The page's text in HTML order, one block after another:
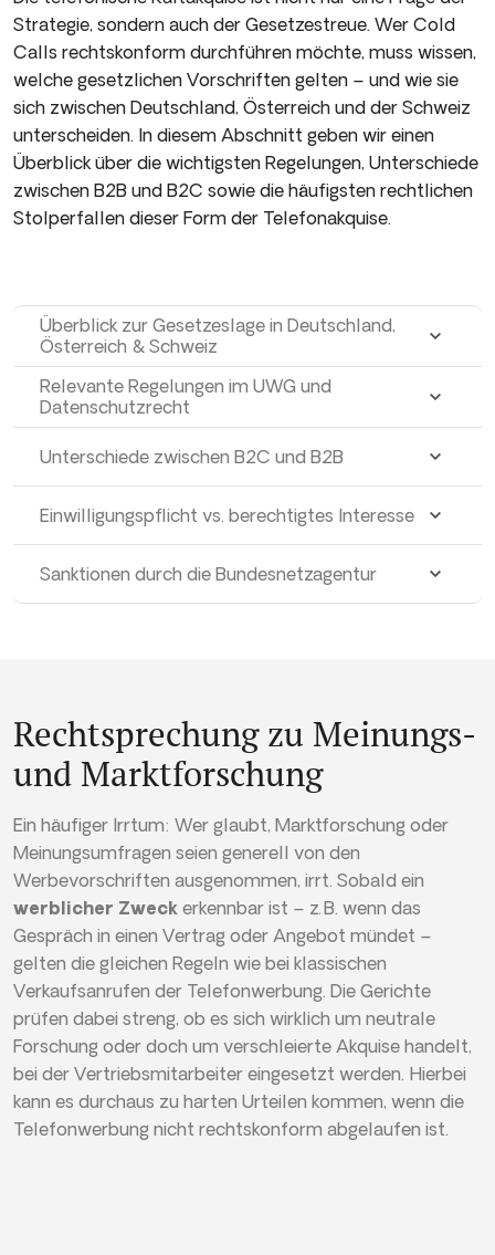
Strategie, sondern auch der Gesetzestreue. Wer Cold
Calls rechtskonform durchführen möchte, muss wissen,
welche gesetzlichen Vorschriften gelten – und wie sie
sich zwischen Deutschland, Österreich und der Schweiz
unterscheiden. In diesem Abschnitt geben wir einen
Überblick über die wichtigsten Regelungen, Unterschiede
zwischen B2B und B2C sowie die häufigsten rechtlichen
Stolperfallen dieser Form der Telefonakquise.
Überblick zur Gesetzeslage in Deutschland,
Österreich & Schweiz
Relevante Regelungen im UWG und
Datenschutzrecht
Unterschiede zwischen B2C und B2B
Einwilligungspflicht vs. berechtigtes Interesse
Sanktionen durch die Bundesnetzagentur
Rechtsprechung zu Meinungs-
und Marktforschung
Ein häufiger Irrtum: Wer glaubt, Marktforschung oder
Meinungsumfragen seien generell von den
Werbevorschriften ausgenommen, irrt. Sobald ein
werblicher Zweck erkennbar ist – z. B. wenn das
Gespräch in einen Vertrag oder Angebot mündet –
gelten die gleichen Regeln wie bei klassischen
Verkaufsanrufen der Telefonwerbung. Die Gerichte
prüfen dabei streng, ob es sich wirklich um neutrale
Forschung oder doch um verschleierte Akquise handelt,
bei der Vertriebsmitarbeiter eingesetzt werden. Hierbei
kann es durchaus zu harten Urteilen kommen, wenn die
Telefonwerbung nicht rechtskonform abgelaufen ist.